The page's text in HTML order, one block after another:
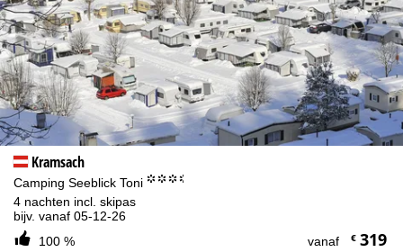
Kramsach
Camping Seeblick Toni °°°.
4 nachten incl. skipas
bijv. vanaf 05-12-26
100 %
vanaf €319